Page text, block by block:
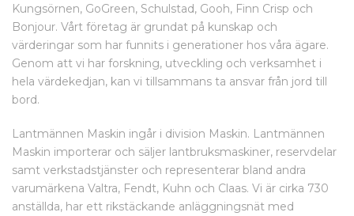
Kungsörnen, GoGreen, Schulstad, Gooh, Finn Crisp och
Bonjour. Vårt företag är grundat på kunskap och
värderingar som har funnits i generationer hos våra ägare.
Genom att vi har forskning, utveckling och verksamhet i
hela värdekedjan, kan vi tillsammans ta ansvar från jord till
bord.
Lantmännen Maskin ingår i division Maskin. Lantmännen
Maskin importerar och säljer lantbruksmaskiner, reservdelar
samt verkstadstjänster och representerar bland andra
varumärkena Valtra, Fendt, Kuhn och Claas. Vi är cirka 730
anställda, har ett rikstäckande anläggningsnät med